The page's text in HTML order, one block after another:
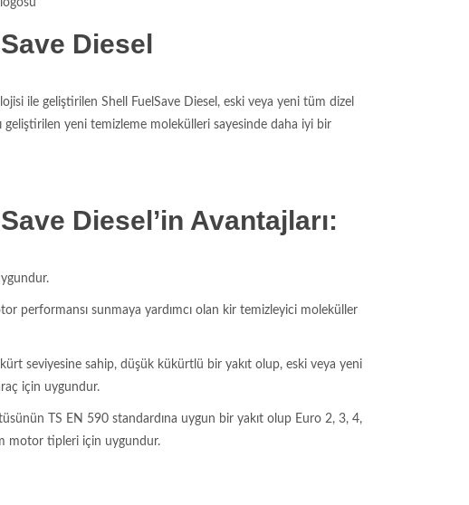
Diesel
ile geliştirilen Shell FuelSave Diesel, eski veya yeni tüm dizel
geliştirilen yeni temizleme molekülleri sayesinde daha iyi bir
Diesel’in Avantajları:
performansı sunmaya yardımcı olan kir temizleyici moleküller
seviyesine sahip, düşük kükürtlü bir yakıt olup, eski veya yeni
için uygundur.
TS EN 590 standardına uygun bir yakıt olup Euro 2, 3, 4,
motor tipleri için uygundur.